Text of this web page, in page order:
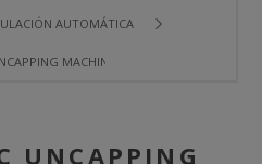
AUTOMÁTICA
MACHINE K WITH BENCH 1,5M
UNCAPPING